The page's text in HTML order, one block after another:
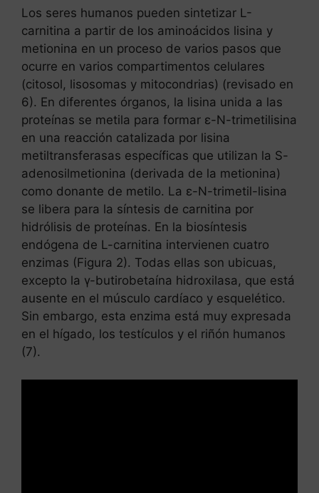
Los seres humanos pueden sintetizar L-
carnitina a partir de los aminoácidos lisina y
metionina en un proceso de varios pasos que
ocurre en varios compartimentos celulares
(citosol, lisosomas y mitocondrias) (revisado en
6). En diferentes órganos, la lisina unida a las
proteínas se metila para formar ε-N-trimetilisina
en una reacción catalizada por lisina
metiltransferasas específicas que utilizan la S-
adenosilmetionina (derivada de la metionina)
como donante de metilo. La ε-N-trimetil-lisina
se libera para la síntesis de carnitina por
hidrólisis de proteínas. En la biosíntesis
endógena de L-carnitina intervienen cuatro
enzimas (Figura 2). Todas ellas son ubicuas,
excepto la γ-butirobetaína hidroxilasa, que está
ausente en el músculo cardíaco y esquelético.
Sin embargo, esta enzima está muy expresada
en el hígado, los testículos y el riñón humanos
(7).